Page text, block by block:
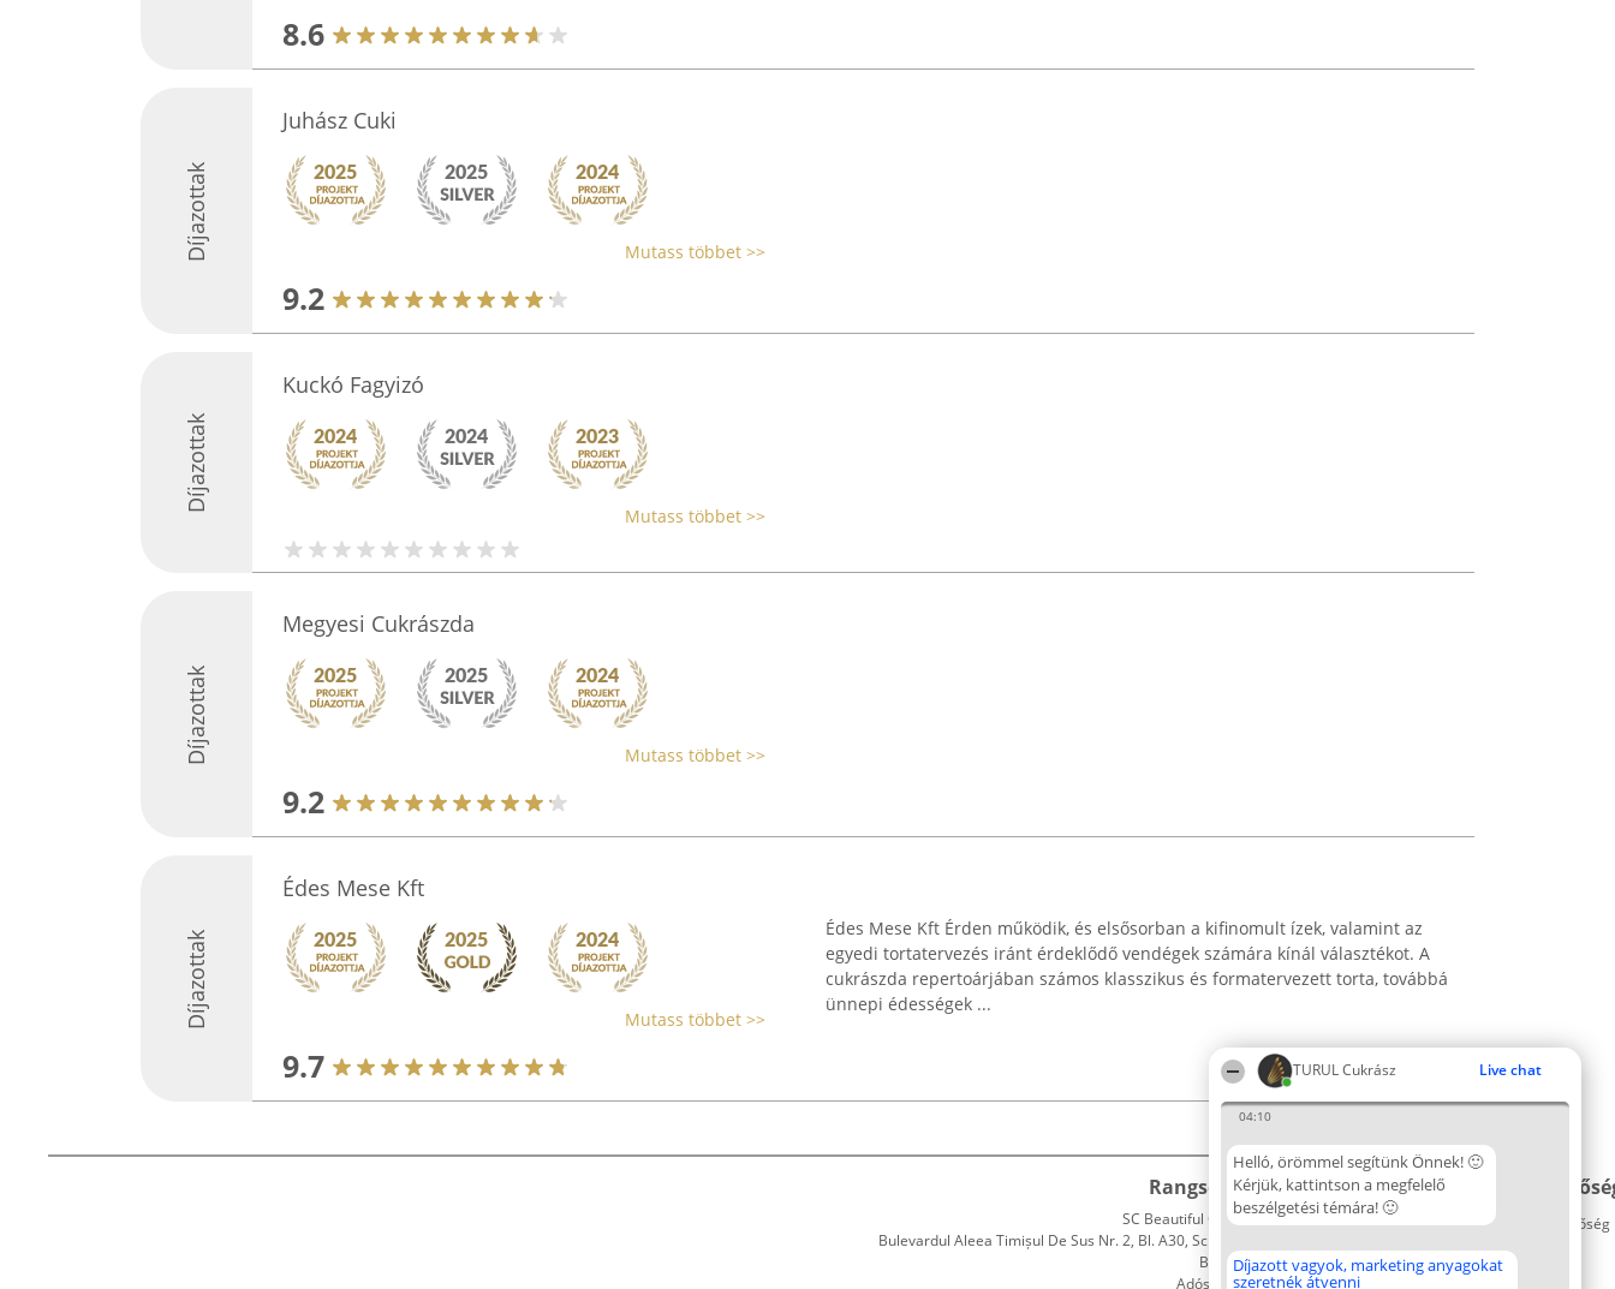
TURUL Cukrász Live chat
04:10
Helló, örömmel segítünk Önnek! 🙂
Kérjük, kattintson a megfelelő
beszélgetési témára! 🙂
Díjazott vagyok, marketing anyagokat
szeretnék átvenni
8.6
Díjazottak
Juhász Cuki
Mutass többet >>
9.2
Díjazottak
Kuckó Fagyizó
Mutass többet >>
Díjazottak
Megyesi Cukrászda
Mutass többet >>
9.2
Díjazottak
Édes Mese Kft
Mutass többet >>
9.7
Édes Mese Kft Érden működik, és elsősorban a kifinomult ízek, valamint az
egyedi tortatervezés iránt érdeklődő vendégek számára kínál választékot. A
cukrászda repertoárjában számos klasszikus és formatervezett torta, továbbá
ünnepi édességek ...
Rangsorszervező
SC Beautiful Company S.R.L.
Bulevardul Aleea Timișul De Sus Nr. 2, Bl. A30, Sc. A, Et. 4, Ap. 13
Bukarest 53-238
Adószám 36737675
Népszavazás
Nyertesek
díjazottak
Elérhetőség